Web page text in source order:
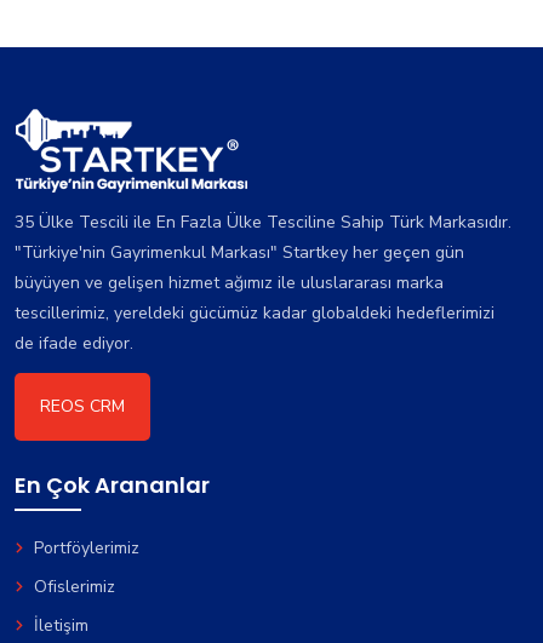
35 Ülke Tescili ile En Fazla Ülke Tesciline Sahip Türk Markasıdır.
"Türkiye'nin Gayrimenkul Markası" Startkey her geçen gün
büyüyen ve gelişen hizmet ağımız ile uluslararası marka
tescillerimiz, yereldeki gücümüz kadar globaldeki hedeflerimizi
de ifade ediyor.
REOS CRM
En Çok Arananlar
Portföylerimiz
Ofislerimiz
İletişim